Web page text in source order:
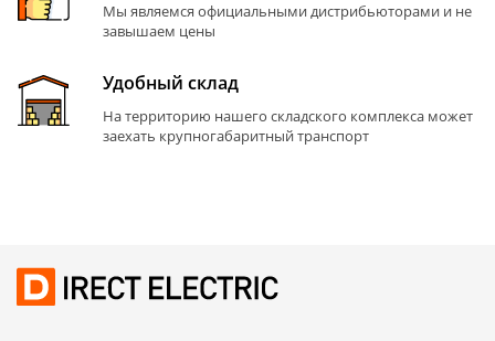
Мы являемся официальными дистрибьюторами и не
завышаем цены
Удобный склад
На территорию нашего складского комплекса может
заехать крупногабаритный транспорт